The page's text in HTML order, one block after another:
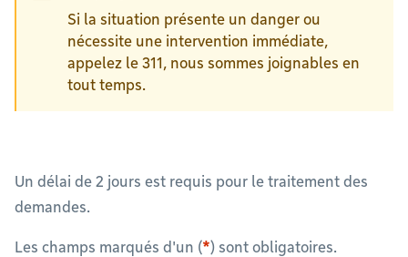
Si la situation présente un danger ou
nécessite une intervention immédiate,
appelez le 311, nous sommes joignables en
tout temps.
Un délai de 2 jours est requis pour le traitement des
demandes.
Les champs marqués d'un (*) sont obligatoires.